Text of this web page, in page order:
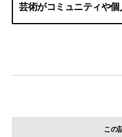
芸術がコミュニティや
この